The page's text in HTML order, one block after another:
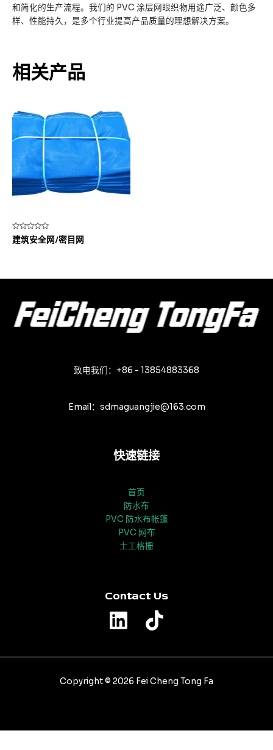
和简化的生产流程。我们的 PVC 涂层网眼织物用途广泛、颜色多
样、性能持久，是多个行业提高产品质量的理想解决方案。
相关产品
评
分
建筑安全网/密目网
致电我们：+86 - 13854883368
Email：sdmaguangjie@163.com
快速链接
首页
防水布
PVC 防水布帐篷
PVC 网布
土工格栅
Contact Us
Copyright © 2026 Fei Cheng Tong Fa